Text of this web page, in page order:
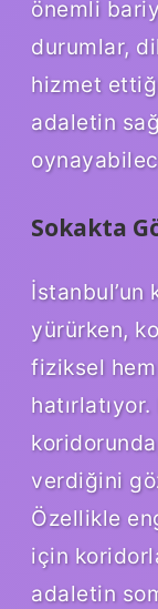
önemli
durumlar,
hizmet
adaletin
Sokakta
İstanbul’un
yürürken,
fiziksel
verdiğini
Özellikle
için
adaletin